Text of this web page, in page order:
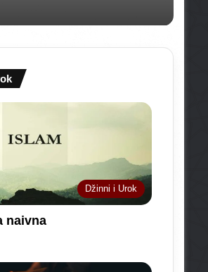
Džinni i Urok
naivna